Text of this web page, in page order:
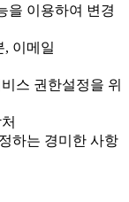
을 이용하여 변경
이메일
스 권한설정을 위
하는 경미한 사항